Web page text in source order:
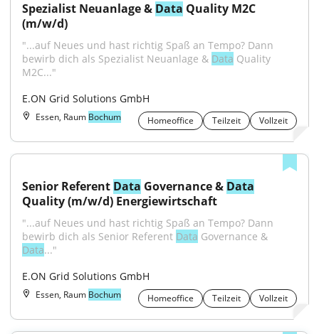
Spezialist Neuanlage & Data Quality M2C
(m/w/d)
"...auf Neues und hast richtig Spaß an Tempo? Dann
bewirb dich als Spezialist Neuanlage & Data Quality
M2C..."
E.ON Grid Solutions GmbH
Essen, Raum Bochum Homeoffice Teilzeit Vollzeit
Senior Referent Data Governance & Data
Quality (m/w/d) Energiewirtschaft
"...auf Neues und hast richtig Spaß an Tempo? Dann
bewirb dich als Senior Referent Data
Data..."
E.ON Grid Solutions GmbH
Essen, Raum Bochum Homeoffice Teilzeit Vollzeit